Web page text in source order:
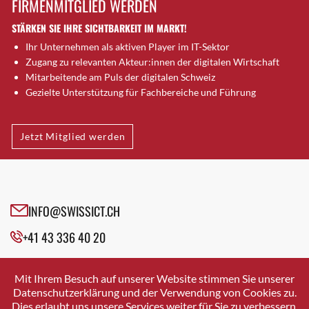
Brugg AG
Brütten
Bubendorf
Bubikon
Buchs (SG)
Bäretswil
Bülach
Cazis
Crissier
Davos Platz
Dierikon
Dietikon
FIRMENMITGLIED WERDEN
STÄRKEN SIE IHRE SICHTBARKEIT IM MARKT!
Ihr Unternehmen als aktiven Player im IT-Sektor
Zugang zu relevanten Akteur:innen der digitalen Wirtschaft
Mitarbeitende am Puls der digitalen Schweiz
Gezielte Unterstützung für Fachbereiche und Führung
Jetzt Mitglied werden
INFO@SWISSICT.CH
+41 43 336 40 20
SWISSICT
VULKANSTRASSE 120
8048 ZURICH
Mit Ihrem Besuch auf unserer Website stimmen Sie unserer
Datenschutzerklärung und der Verwendung von Cookies zu.
Dies erlaubt uns unsere Services weiter für Sie zu verbessern.